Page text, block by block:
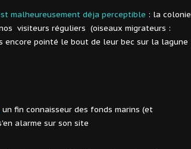
malheureusement déja perceptible : la colonie
visiteurs réguliers (oiseaux migrateurs :
encore pointé le bout de leur bec sur la lagune
un fin connaisseur des fonds marins (et
alarme sur son site